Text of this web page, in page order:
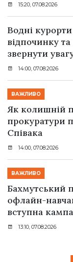
15:20, 07.08.2026
Водні
відпочинку
звернути
14:00, 07.08.2026
ВАЖЛИВО
Як колишній
прокуратури
Співака
14:00, 07.08.2026
ВАЖЛИВО
Бахмутський
офлайн-
вступна
13:10, 07.08.2026